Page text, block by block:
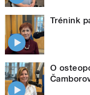
Trénink
O